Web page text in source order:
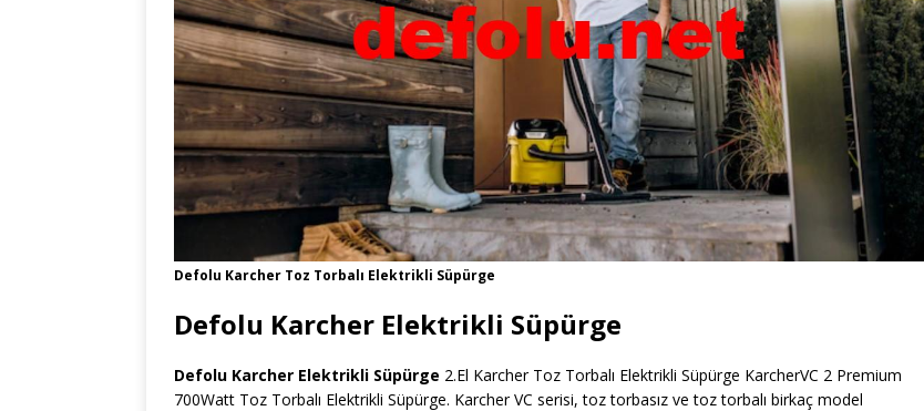
Defolu Karcher Toz Torbalı Elektrikli Süpürge
Defolu Karcher Elektrikli Süpürge
Defolu Karcher Elektrikli Süpürge 2.El Karcher Toz Torbalı Elektrikli Süpürge KarcherVC 2 Premium
700Watt Toz Torbalı Elektrikli Süpürge. Karcher VC serisi, toz torbasız ve toz torbalı birkaç model